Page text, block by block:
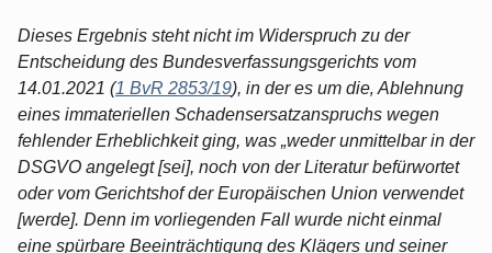
Dieses Ergebnis steht nicht im Widerspruch zu der
Entscheidung des Bundesverfassungsgerichts vom
14.01.2021 (1 BvR 2853/19), in der es um die‚ Ablehnung
eines immateriellen Schadensersatzanspruchs wegen
fehlender Erheblichkeit ging, was „weder unmittelbar in der
DSGVO angelegt [sei], noch von der Literatur befürwortet
oder vom Gerichtshof der Europäischen Union verwendet
[werde]. Denn im vorliegenden Fall wurde nicht einmal
eine spürbare Beeinträchtigung des Klägers und seiner